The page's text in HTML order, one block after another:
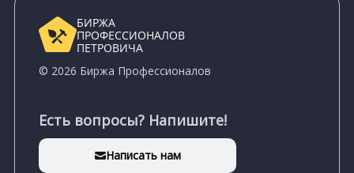
БИРЖА
ПРОФЕССИОНАЛОВ
ПЕТРОВИЧА
© 2026 Биржа Профессионалов
Есть вопросы? Напишите!
Написать нам